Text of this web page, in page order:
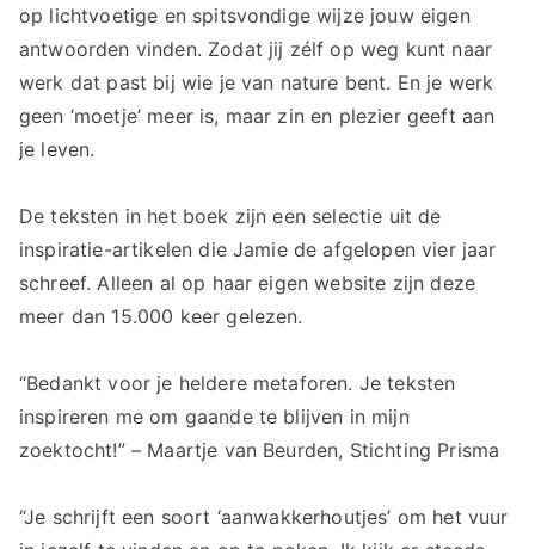
op lichtvoetige en spitsvondige wijze jouw eigen
antwoorden vinden. Zodat jij zélf op weg kunt naar
werk dat past bij wie je van nature bent. En je werk
geen ‘moetje’ meer is, maar zin en plezier geeft aan
je leven.
De teksten in het boek zijn een selectie uit de
inspiratie-artikelen die Jamie de afgelopen vier jaar
schreef. Alleen al op haar eigen website zijn deze
meer dan 15.000 keer gelezen.
“Bedankt voor je heldere metaforen. Je teksten
inspireren me om gaande te blijven in mijn
zoektocht!” – Maartje van Beurden, Stichting Prisma
“Je schrijft een soort ‘aanwakkerhoutjes’ om het vuur